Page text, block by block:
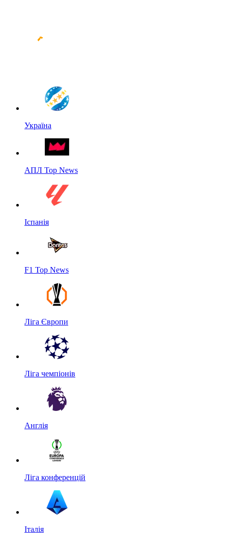
Україна
АПЛ Top News
Іспанія
F1 Top News
Ліга Європи
Ліга чемпіонів
Англія
Ліга конференцій
Італія